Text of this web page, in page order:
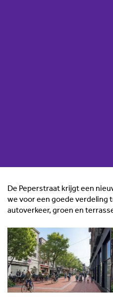
De Peperstraat krijgt een
we voor een goede verdeling
autoverkeer, groen en